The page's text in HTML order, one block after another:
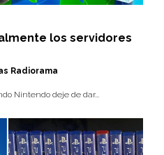
los servidores
Radiorama
Nintendo deje de dar...